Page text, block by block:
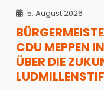
5. August 2026
CDU MEPPEN
ÜBER DIE